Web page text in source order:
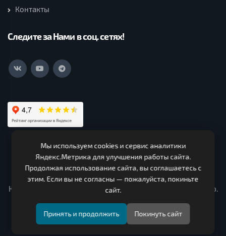
Контакты
Следите за Нами в соц. сетях!
ООО Нагорская Лесная Компания (c) 2026. Все права
защищены.
ИНН 4319000330 ОГРН 1124303000150. Адрес 613260,
Кировская область, Нагорский район, Чеглаковское с/п ур.
Мы используем cookies и сервис аналитики
Яндекс.Метрика для улучшения работы сайта.
Продолжая использование сайта, вы соглашаетесь с
этим. Если вы не согласны — пожалуйста, покиньте
сайт.
Принять и продолжить Покинуть сайт